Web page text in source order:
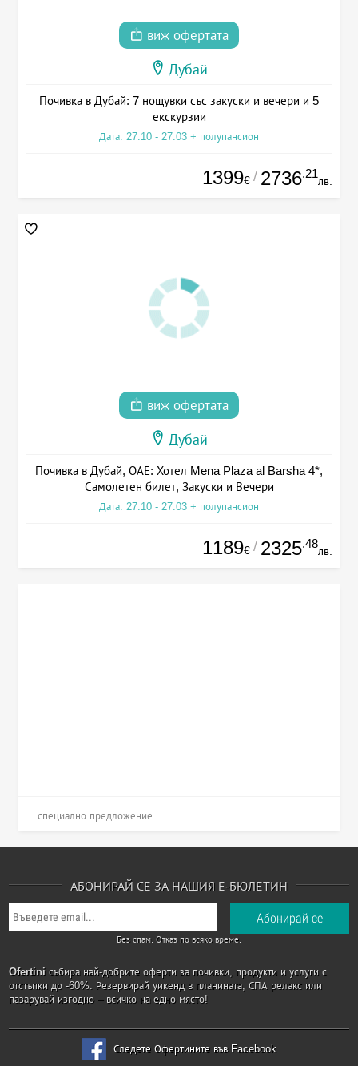
виж офертата
Дубай
Почивка в Дубай: 7 нощувки със закуски и вечери и 5
екскурзии
Дата: 27.10 - 27.03 + полупансион
1399€ / 2736.21
лв.
виж офертата
Дубай
Почивка в Дубай, ОАЕ: Хотел Mena Plaza al Barsha 4*,
Самолетен билет, Закуски и Вечери
Дата: 27.10 - 27.03 + полупансион
1189€ / 2325.48
лв.
специално предложение
АБОНИРАЙ СЕ ЗА НАШИЯ Е-БЮЛЕТИН
Без спам. Отказ по всяко време.
Ofertini събира най-добрите оферти за почивки, продукти и услуги с
отстъпки до -60%. Резервирай уикенд в планината, СПА релакс или
пазарувай изгодно – всичко на едно място!
Следете Офертините във Facebook